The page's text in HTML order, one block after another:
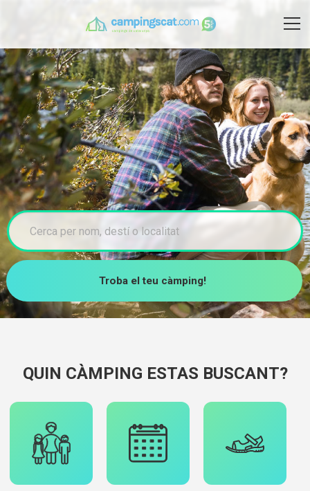
Troba el teu càmping!
QUIN CÀMPING ESTAS BUSCANT?